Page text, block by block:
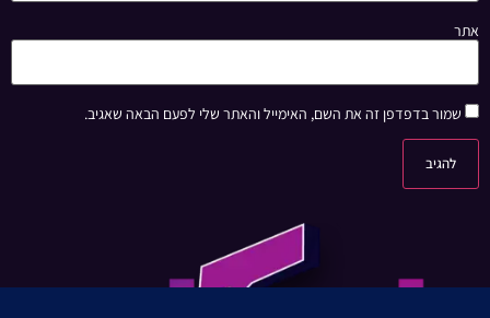
אתר
שמור בדפדפן זה את השם, האימייל והאתר שלי לפעם הבאה שאגיב.